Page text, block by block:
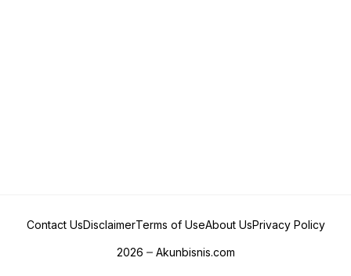
Contact UsDisclaimerTerms of UseAbout UsPrivacy Policy
2026 Akunbisnis.com